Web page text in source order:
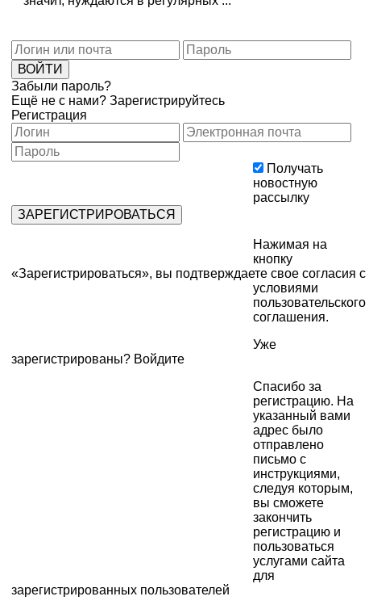
Забыли пароль?
Ещё не с нами? Зарегистрируйтесь
Регистрация
Получать
новостную
рассылку
Нажимая на
кнопку
«Зарегистрироваться», вы подтверждаете свое согласия с
условиями
пользовательского
соглашения.
Уже
зарегистрированы? Войдите
Спасибо за
регистрацию. На
указанный вами
адрес было
отправлено
письмо с
инструкциями,
следуя которым,
вы сможете
закончить
регистрацию и
пользоваться
услугами сайта
для
зарегистрированных пользователей